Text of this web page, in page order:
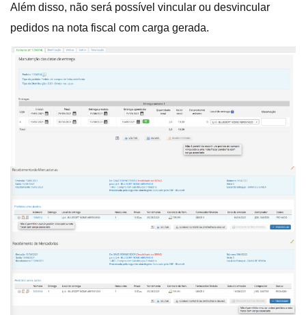
Além disso, não será possível vincular ou desvincular
pedidos na nota fiscal com carga gerada.